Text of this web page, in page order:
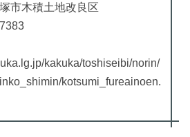
市木積土地改良区
kakuka/toshiseibi/norin/
kotsumi_fureainoen.